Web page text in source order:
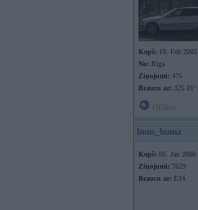
Kopš: 10. Feb 2005
No: Rīga
Ziņojumi: 475
Braucu ar: 325 01’
bum_bumz
Kopš: 05. Jan 2006
Ziņojumi: 7629
Braucu ar: E34